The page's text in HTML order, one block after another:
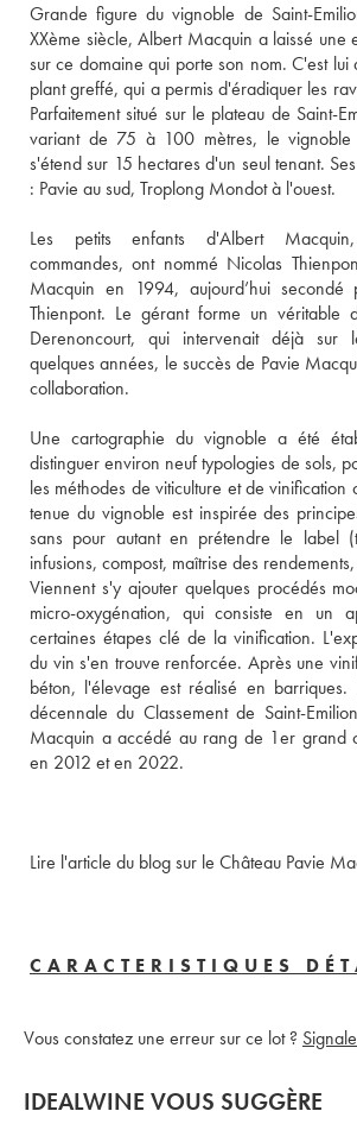
Grande figure du vignoble de Saint-
XXème siècle, Albert Macquin a laissé une
sur ce domaine qui porte son nom. C'est
plant greffé, qui a permis d'éradiquer les
Parfaitement situé sur le plateau de Saint-
variant de 75 à 100 mètres, le vignoble
s'étend sur 15 hectares d'un seul tenant.
: Pavie au sud, Troplong Mondot à l'ouest.
Les petits enfants d'Albert
commandes, ont nommé Nicolas
Macquin en 1994, aujourd’hui
Thienpont. Le gérant forme un véritable
Derenoncourt, qui intervenait déjà sur
quelques années, le succès de Pavie
collaboration.
Une cartographie du vignoble a été
distinguer environ neuf typologies de sols,
les méthodes de viticulture et de vinification
tenue du vignoble est inspirée des
sans pour autant en prétendre le label
infusions, compost, maîtrise des
Viennent s'y ajouter quelques procédés
micro-oxygénation, qui consiste en un
certaines étapes clé de la vinification.
du vin s'en trouve renforcée. Après une
béton, l'élevage est réalisé en
décennale du Classement de Saint-
Macquin a accédé au rang de 1er grand
en 2012 et en 2022.
Lire l'article du blog sur le Château Pavie
CARACTERISTIQUES
Vous constatez une erreur sur ce lot ?
IDEALWINE VOUS SUGGÈRE